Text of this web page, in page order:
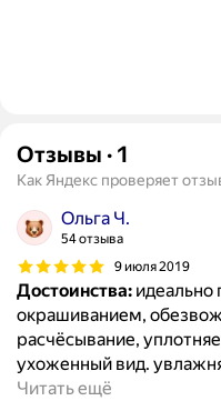
Отзывы · 1
Как Яндекс проверяет
Ольга Ч.
54 отзыва
9 июля 2019
Достоинства: идеально
окрашиванием,
расчёсывание,
ухоженный вид.
Читать ещё